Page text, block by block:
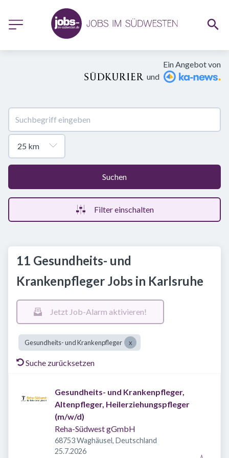
Ein Angebot von
und
Suchen
Filter einschalten
11 Gesundheits- und
Krankenpfleger Jobs in Karlsruhe
Jetzt Job-Alarm aktivieren!
Gesundheits- und Krankenpfleger
Suche zurücksetzen
Gesundheits- und Krankenpfleger,
Altenpfleger, Heilerziehungspfleger
(m/w/d)
Reha-Südwest gGmbH
68753 Waghäusel, Deutschland
Veröffentlicht
25.7.2026